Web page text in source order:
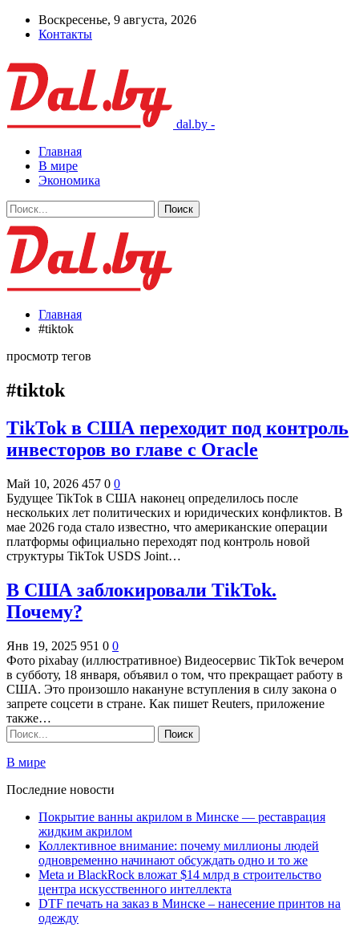
Воскресенье, 9 августа, 2026
Контакты
dal.by -
Главная
В мире
Экономика
Главная
#tiktok
просмотр тегов
#tiktok
TikTok в США переходит под контроль
инвесторов во главе с Oracle
Май 10, 2026 457 0 0
Будущее TikTok в США наконец определилось после
нескольких лет политических и юридических конфликтов. В
мае 2026 года стало известно, что американские операции
платформы официально переходят под контроль новой
структуры TikTok USDS Joint…
В США заблокировали TikTok.
Почему?
Янв 19, 2025 951 0 0
Фото pixabay (иллюстративное) Видеосервис TikTok вечером
в субботу, 18 января, объявил о том, что прекращает работу в
США. Это произошло накануне вступления в силу закона о
запрете соцсети в стране. Как пишет Reuters, приложение
также…
В мире
Последние новости
Покрытие ванны акрилом в Минске — реставрация
жидким акрилом
Коллективное внимание: почему миллионы людей
одновременно начинают обсуждать одно и то же
Meta и BlackRock вложат $14 млрд в строительство
центра искусственного интеллекта
DTF печать на заказ в Минске – нанесение принтов на
одежду